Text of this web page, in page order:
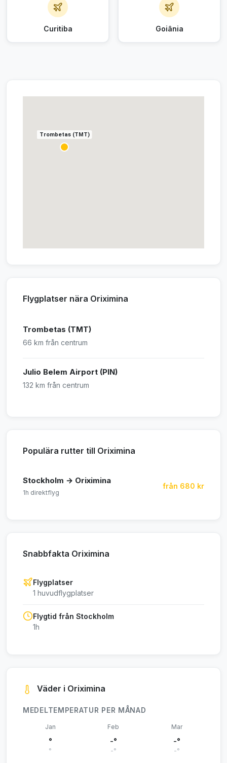
Curitiba Goiânia
Trombetas (TMT)
Flygplatser nära Oriximina
Trombetas (TMT)
66 km från centrum
Julio Belem Airport (PIN)
132 km från centrum
Populära rutter till Oriximina
Stockholm → Oriximina
1h direktflyg
från 680 kr
Snabbfakta Oriximina
Flygplatser
1 huvudflygplatser
Flygtid från Stockholm
1h
Väder i Oriximina
MEDELTEMPERATUR PER MÅNAD
Jan
°
°
Feb
-°
-°
Mar
-°
-°